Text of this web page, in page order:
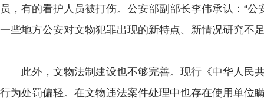
员，有的看护人员被打伤。公安部副部长李伟承认：“
一些地方公安对文物犯罪出现的新特点、新情况研究不
此外，文物法制建设也不够完善。现行《中华人民
行为处罚偏轻。在文物违法案件处理中也存在使用单位